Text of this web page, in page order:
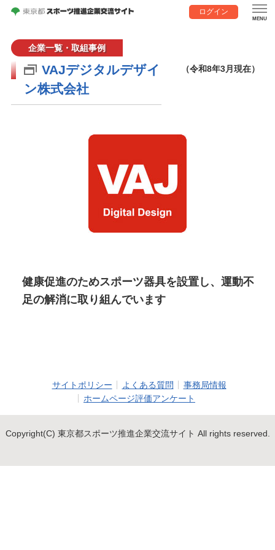
ログイン
企業一覧・取組事例
VAJデジタルデザイ
ン株式会社
（令和8年3月現在）
健康促進のためスポーツ器具を設置し、運動不
足の解消に取り組んでいます
サイトポリシー よくある質問
事務局情報
ホームページ評価アンケート
Copyright(C) 東京都スポーツ推進企業交流サイト All rights reserved.